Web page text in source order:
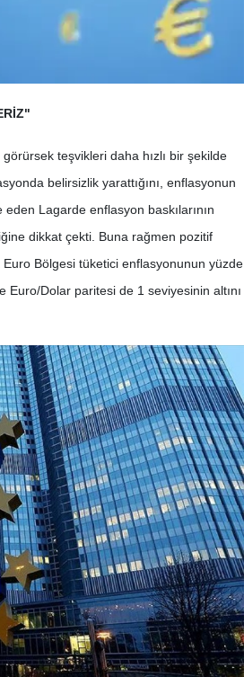
teşvikleri daha hızlı bir şekilde
belirsizlik yarattığını, enflasyonun
Lagarde enflasyon baskılarının
dikkat çekti. Buna rağmen pozitif
Bölgesi tüketici enflasyonunun yüzde
Euro/Dolar paritesi de 1 seviyesinin altını